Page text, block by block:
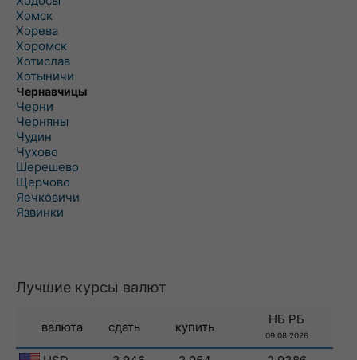
Хомск
Хорева
Хоромск
Хотислав
Хотыничи
Чернавчицы
Черни
Черняны
Чудин
Чухово
Шерешево
Щерчово
Яечковичи
Язвинки
Лучшие курсы валют
валюта сдать купить
НБ РБ
09.08.2026